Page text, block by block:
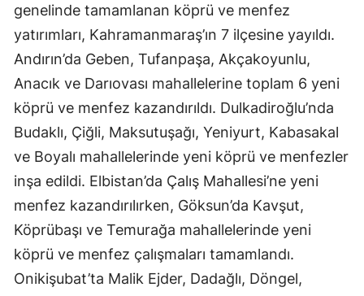
genelinde tamamlanan köprü ve menfez
yatırımları, Kahramanmaraş’ın 7 ilçesine yayıldı.
Andırın’da Geben, Tufanpaşa, Akçakoyunlu,
Anacık ve Darıovası mahallelerine toplam 6 yeni
köprü ve menfez kazandırıldı. Dulkadiroğlu’nda
Budaklı, Çiğli, Maksutuşağı, Yeniyurt, Kabasakal
ve Boyalı mahallelerinde yeni köprü ve menfezler
inşa edildi. Elbistan’da Çalış Mahallesi’ne yeni
menfez kazandırılırken, Göksun’da Kavşut,
Köprübaşı ve Temurağa mahallelerinde yeni
köprü ve menfez çalışmaları tamamlandı.
Onikişubat’ta Malik Ejder, Dadağlı, Döngel,